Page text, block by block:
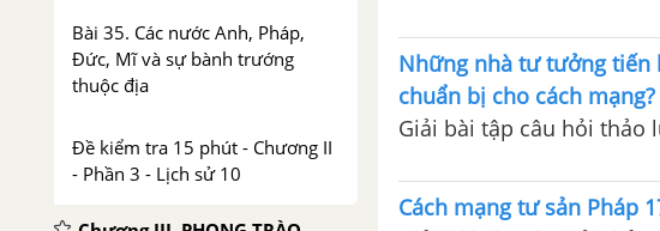
Bài 35. Các nước Anh, Pháp,
Đức, Mĩ và sự bành trướng
thuộc địa
Đề kiểm tra 15 phút - Chương II
- Phần 3 - Lịch sử 10
Những nhà tư tưởng tiến
chuẩn bị cho cách mạng?
Giải bài tập câu hỏi thảo
Cách mạng tư sản Pháp